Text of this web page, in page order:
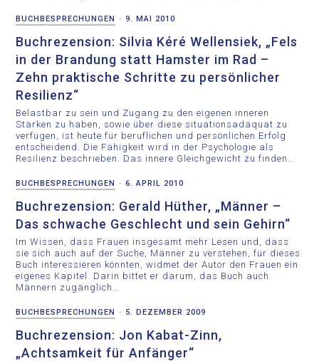
BUCHBESPRECHUNGEN · 9. MAI 2010
Buchrezension: Silvia Kéré Wellensiek, „Fels
in der Brandung statt Hamster im Rad –
Zehn praktische Schritte zu persönlicher
Resilienz“
Belastbar zu sein und Zugang zu den eigenen inneren
Stärken zu haben, sowie über diese situationsadäquat zu
verfügen, ist heute für beruflichen und persönlichen Erfolg
entscheidend. Die Fähigkeit wird in der Psychologie als
Resilienz beschrieben. Das innere Gleichgewicht zu finden…
BUCHBESPRECHUNGEN · 6. APRIL 2010
Buchrezension: Gerald Hüther, „Männer –
Das schwache Geschlecht und sein Gehirn“
Im Wissen, dass Frauen insgesamt mehr Lesen und, dass
sie sich auch auf der Suche, Männer zu verstehen, für dieses
Buch interessieren könnten, widmet der Autor den Frauen ein
eigenes Kapitel. Darin bittet er darum, das Buch auch
Männern zugänglich…
BUCHBESPRECHUNGEN · 5. DEZEMBER 2009
Buchrezension: Jon Kabat-Zinn,
„Achtsamkeit für Anfänger“